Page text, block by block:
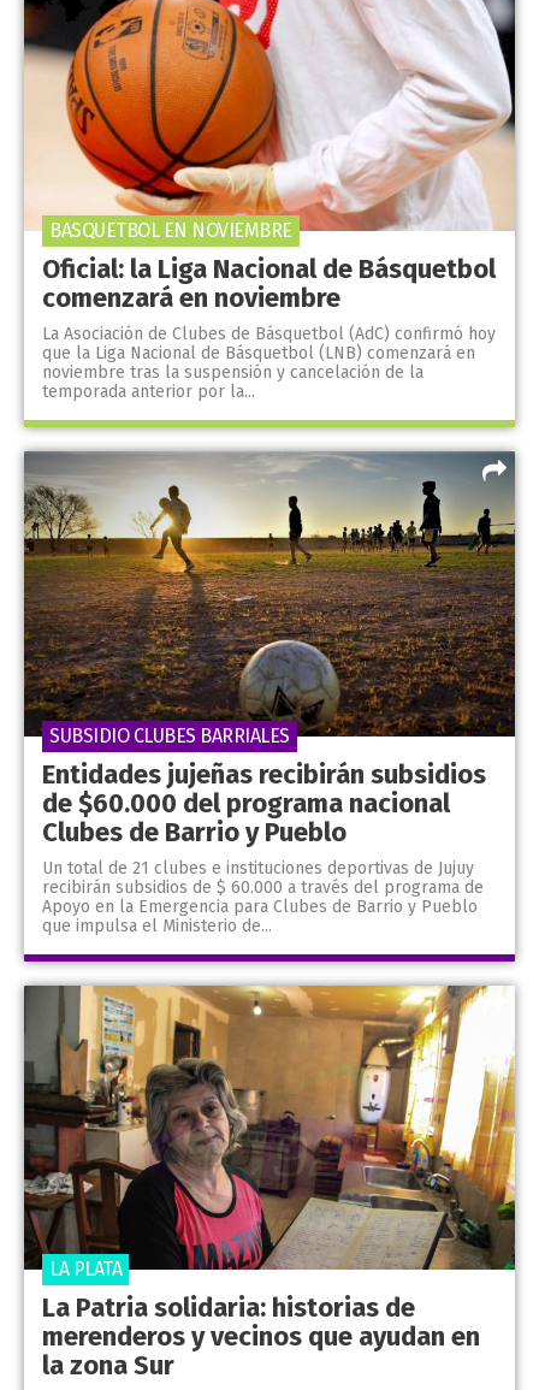
Oficial: la Liga Nacional de Básquetbol
comenzará en noviembre
La Asociación de Clubes de Básquetbol (AdC) confirmó hoy
que la Liga Nacional de Básquetbol (LNB) comenzará en
noviembre tras la suspensión y cancelación de la
temporada anterior por la...
BASQUETBOL EN NOVIEMBRE
Entidades jujeñas recibirán subsidios
de $60.000 del programa nacional
Clubes de Barrio y Pueblo
Un total de 21 clubes e instituciones deportivas de Jujuy
recibirán subsidios de $ 60.000 a través del programa de
Apoyo en la Emergencia para Clubes de Barrio y Pueblo
que impulsa el Ministerio de...
SUBSIDIO CLUBES BARRIALES
La Patria solidaria: historias de
merenderos y vecinos que ayudan en
la zona Sur
LA PLATA